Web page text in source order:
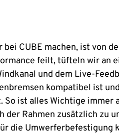
bei CUBE machen, ist
feilt, tüfteln wir an
und dem Live-
kompatibel ist
So ist alles Wichtige
der Rahmen zusätzlich zu
die Umwerferbefestigung